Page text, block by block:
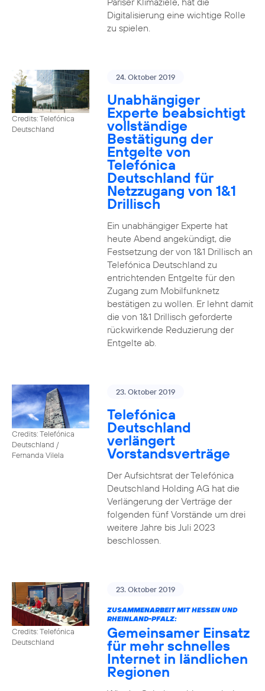
Digitalisierung eine wichtige Rolle
zu spielen.
Credits: Telefónica
Deutschland
24. Oktober 2019
Unabhängiger
Experte beabsichtigt
vollständige
Bestätigung der
Entgelte von
Telefónica
Deutschland für
Netzzugang von 1&1
Drillisch
Ein unabhängiger Experte hat
heute Abend angekündigt, die
Festsetzung der von 1&1 Drillisch an
Telefónica Deutschland zu
entrichtenden Entgelte für den
Zugang zum Mobilfunknetz
bestätigen zu wollen. Er lehnt damit
die von 1&1 Drillisch geforderte
rückwirkende Reduzierung der
Entgelte ab.
Credits: Telefónica
Deutschland /
Fernanda Vilela
23. Oktober 2019
Telefónica
Deutschland
verlängert
Vorstandsverträge
Der Aufsichtsrat der Telefónica
Deutschland Holding AG hat die
Verlängerung der Verträge der
folgenden fünf Vorstände um drei
weitere Jahre bis Juli 2023
beschlossen.
Credits: Telefónica
Deutschland
23. Oktober 2019
ZUSAMMENARBEIT MIT HESSEN UND
RHEINLAND-PFALZ:
Gemeinsamer Einsatz
für mehr schnelles
Internet in ländlichen
Regionen